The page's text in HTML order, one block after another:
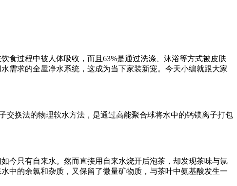
食过程中被人体吸收，而且63%是通过洗涤、沐浴等方式被皮肤
需求的全屋净水系统，这成为当下家装新宠。今天小编就跟大家
换法的物理软水方法，是通过高能聚合球将水中的钙镁离子打包
只有自来水。然而直接用自来水烧开后泡茶，却发现茶味与氯
中的余氯和杂质，又保留了微量矿物质，与茶叶中氨基酸发生一